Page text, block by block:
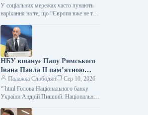
У соціальних мережах часто лунають
нарікання на те, що “Європа вже не та”,
замінюють” та…
НБУ вшанує Папу Римського
Івана Павла II пам’ятною
монетою
Палажка Слободян
Сер 10, 2026
“`html Голова Національного банку
України Андрій Пишний. Національний
пам’ятної монети у 2026 році,